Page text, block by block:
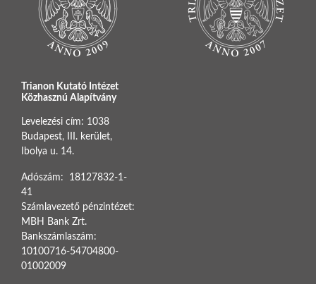
Trianon Kutató Intézet
Közhasznú Alapítvány
Levelezési cím: 1038
Budapest, III. kerület,
Ibolya u. 14.
Adószám: 18127832-1-
41
Számlavezető pénzintézet:
MBH Bank Zrt.
Bankszámlaszám:
10100716-54704800-
01002009